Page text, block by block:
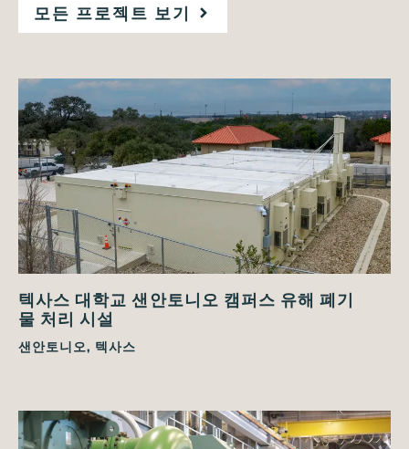
모든 프로젝트 보기
텍사스 대학교 샌안토니오 캠퍼스 유해 폐기
물 처리 시설
샌안토니오, 텍사스